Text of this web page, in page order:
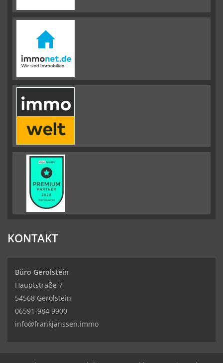
KONTAKT
Büro Gerolstein
Hauptstraße 7
54568 Gerolstein
06591-984 9900
info@frankjanssen.immo